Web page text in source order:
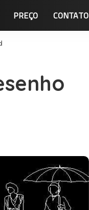
PREÇO CONTATO